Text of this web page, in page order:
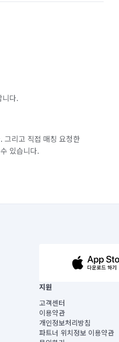
니다.
그리고 직접 매칭 요청한
있습니다.
지원
고객센터
이용약관
개인정보처리방침
파트너 위치정보 이용약관